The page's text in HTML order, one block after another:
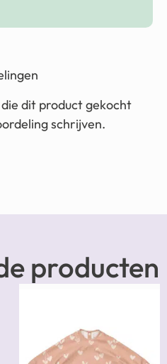
dit product gekocht
schrijven.
producten